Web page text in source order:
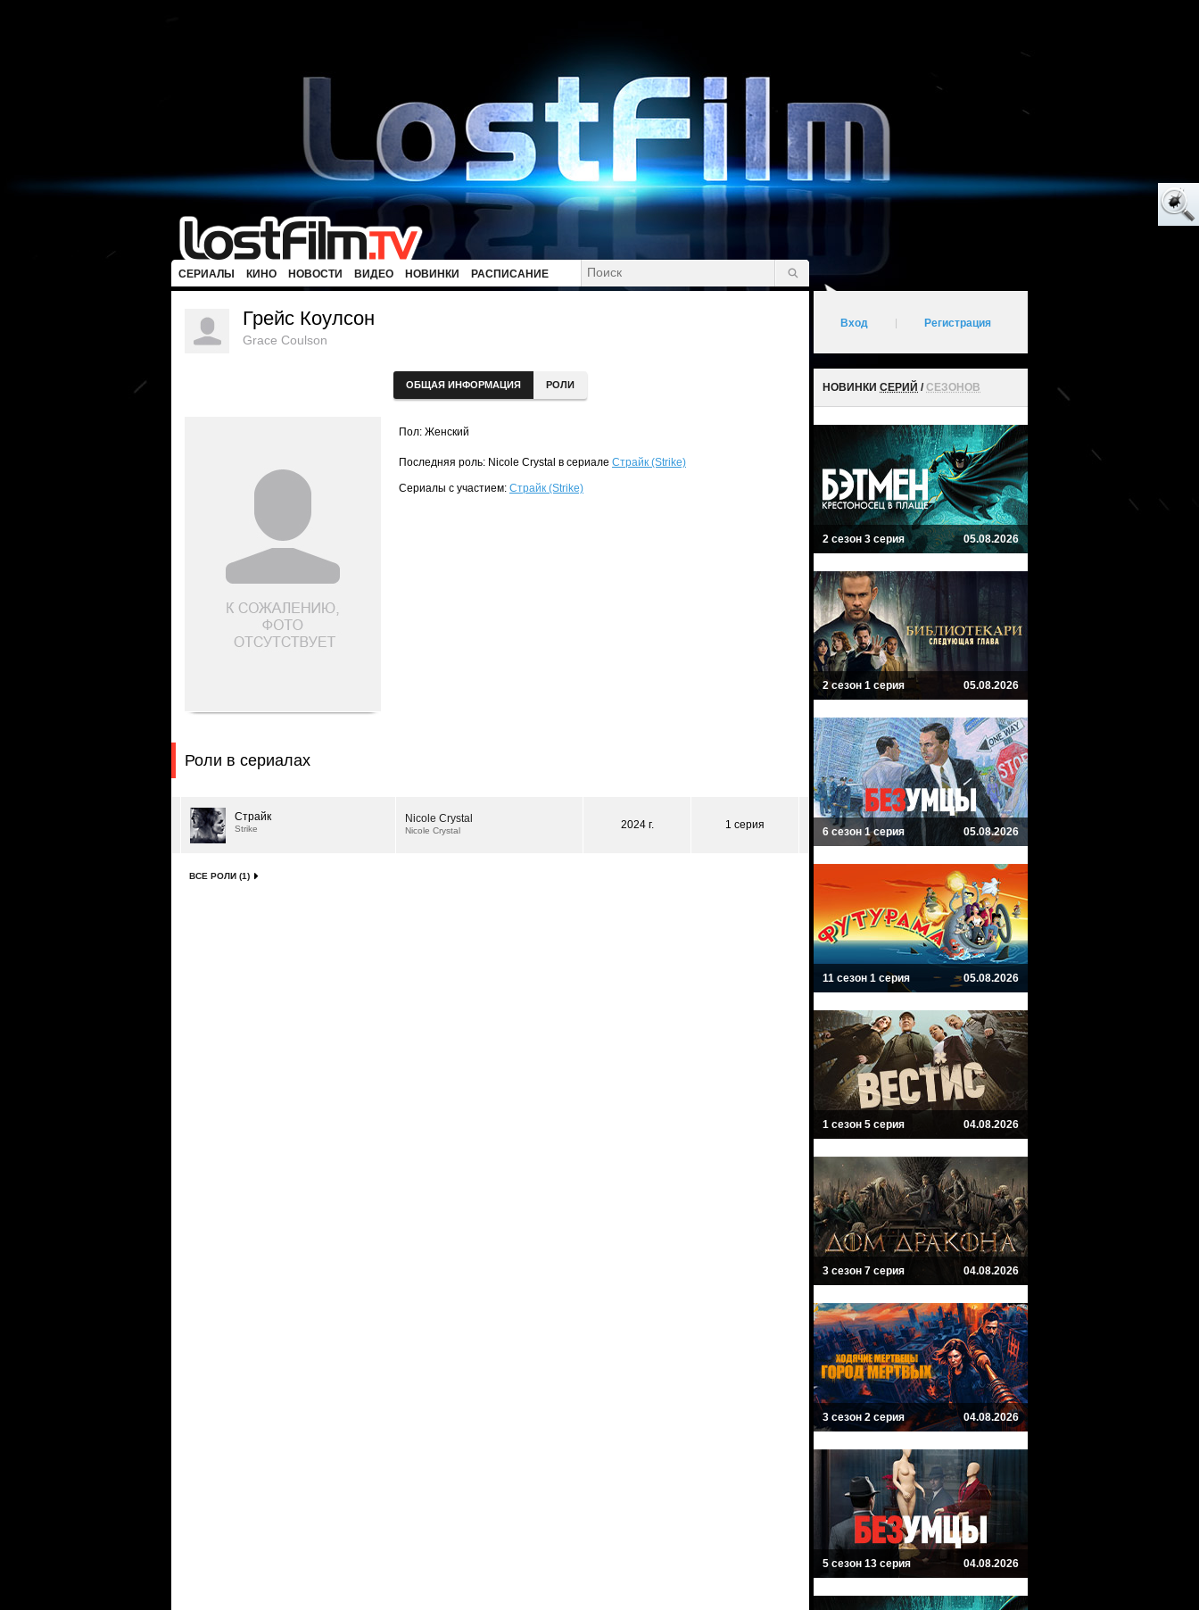
СЕРИАЛЫ КИНО НОВОСТИ ВИДЕО НОВИНКИ РАСПИСАНИЕ
Грейс Коулсон
Grace Coulson
ОБЩАЯ ИНФОРМАЦИЯ РОЛИ
Пол: Женский
Последняя роль: Nicole Crystal в сериале Страйк (Strike)
Сериалы с участием: Страйк (Strike)
Роли в сериалах
Страйк
Strike
Nicole Crystal
Nicole Crystal 2024 г. 1 серия
ВСЕ РОЛИ (1)
Вход Регистрация
НОВИНКИ СЕРИЙ /СЕЗОНОВ
2 сезон 3 серия 05.08.2026
2 сезон 1 серия 05.08.2026
6 сезон 1 серия 05.08.2026
11 сезон 1 серия 05.08.2026
1 сезон 5 серия 04.08.2026
3 сезон 7 серия 04.08.2026
3 сезон 2 серия 04.08.2026
5 сезон 13 серия 04.08.2026